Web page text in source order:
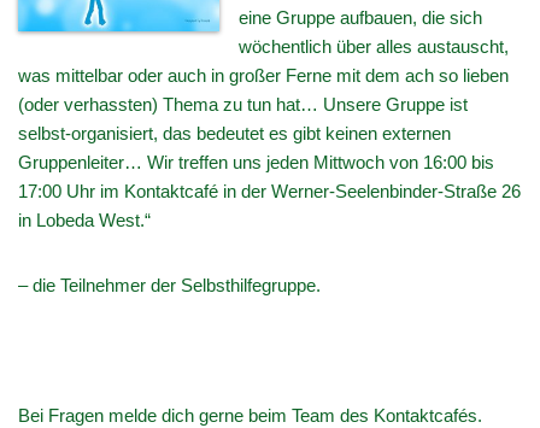
eine Gruppe aufbauen, die sich
wöchentlich über alles austauscht,
was mittelbar oder auch in großer Ferne mit dem ach so lieben
(oder verhassten) Thema zu tun hat… Unsere Gruppe ist
selbst-organisiert, das bedeutet es gibt keinen externen
Gruppenleiter… Wir treffen uns jeden Mittwoch von 16:00 bis
17:00 Uhr im Kontaktcafé in der Werner-Seelenbinder-Straße 26
in Lobeda West.“
– die Teilnehmer der Selbsthilfegruppe.
Bei Fragen melde dich gerne beim Team des Kontaktcafés.